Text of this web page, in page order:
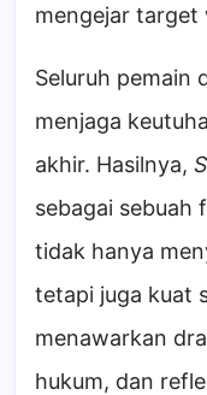
mengejar target
Seluruh pemain
menjaga
akhir. Hasilnya,
sebagai sebuah
tidak hanya
tetapi juga kuat
menawarkan
hukum, dan